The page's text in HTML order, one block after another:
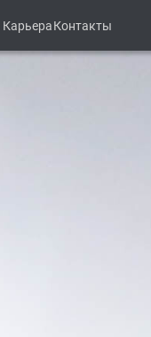
КарьераКонтакты